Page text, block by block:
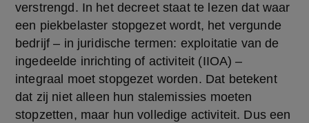
verstrengd. In het decreet staat te lezen dat waar
een piekbelaster stopgezet wordt, het vergunde
bedrijf – in juridische termen: exploitatie van de
ingedeelde inrichting of activiteit (IIOA) –
integraal moet stopgezet worden. Dat betekent
dat zij niet alleen hun stalemissies moeten
stopzetten, maar hun volledige activiteit. Dus een